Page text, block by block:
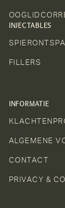
INJECTABLES
FILLERS
INFORMATIE
ALGEMENE
CONTACT
PRIVACY &